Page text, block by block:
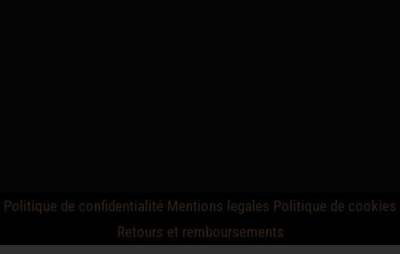
Politique de confidentialité Mentions legales Politique de cookies
Retours et remboursements